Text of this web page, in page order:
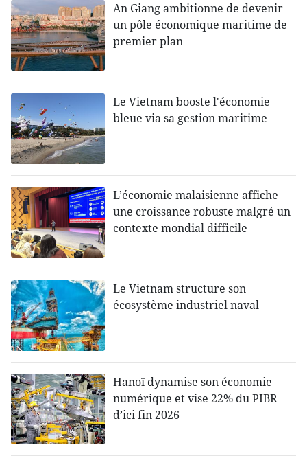
An Giang ambitionne de devenir
un pôle économique maritime de
premier plan
Le Vietnam booste l'économie
bleue via sa gestion maritime
L’économie malaisienne affiche
une croissance robuste malgré un
contexte mondial difficile
Le Vietnam structure son
écosystème industriel naval
Hanoï dynamise son économie
numérique et vise 22% du PIBR
d’ici fin 2026